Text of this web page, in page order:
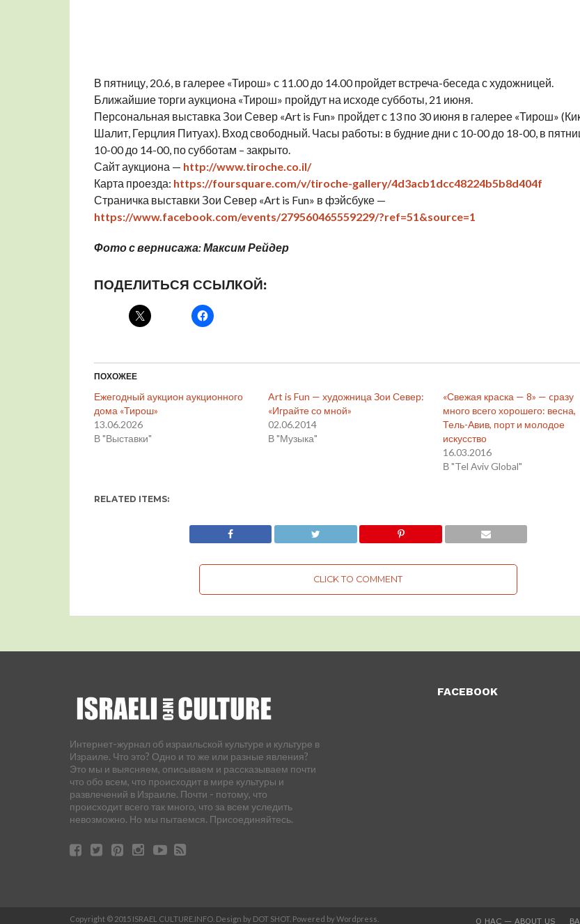
В пятницу, 20.6, в галерее «Тирош» с 11.00 до 14.00 пройдет встреча-беседа с художницей.
Ближайшие торги аукциона «Тирош» пройдут на исходе субботы, 21 июня.
Персональная выставка Зои Север «Art is Fun» пройдет с 13 по 30 июня в галерее «Тирош»
Шалит, Герцлия Питуах). Вход свободный. Часы работы: в будние дни с 10-00 до 18-00, в
10-00 до 14-00, по субботам – закрыто.
Сайт аукциона — http://www.tiroche.co.il/
Карта проезда: https://foursquare.com/v/tiroche-gallery/4d3acb1dcc48224b5b8d404f
Страничка выставки Зои Север «Art is Fun» в фэйсбуке —
https://www.facebook.com/events/279560465559229/?ref=51&source=1
Фото с вернисажа: Максим Рейдер
ПОДЕЛИТЬСЯ ССЫЛКОЙ:
ПОХОЖЕЕ
Ежегодный аукцион аукционного
дома «Тирош»
13.06.2026
В "Выставки"
Art is Fun — художница Зои Север:
«Играйте со мной»
02.06.2014
В "Музыка"
«Свежая краска — 8» — cразу
много всего хорошего: весна,
Тель-Авив, порт и молодое
искусство
16.03.2016
В "Tel Aviv Global"
RELATED ITEMS:
CLICK TO COMMENT
Интернет-журнал об израильской культуре и культуре в
Израиле. Что это? Одно и то же или разные явления?
Это мы и выясняем, описываем и рассказываем почти
что обо всем, что происходит в мире культуры и
развлечений в Израиле. Почти - потому, что
происходит всего так много, что за всем уследить
невозможно. Но мы пытаемся. Присоединяйтесь.
FACEBOOK
О НАС — ABOUT US
Copyright © 2015 ISRAEL CULTURE.INFO. Design by DOT SHOT. Powered by Wordpress.